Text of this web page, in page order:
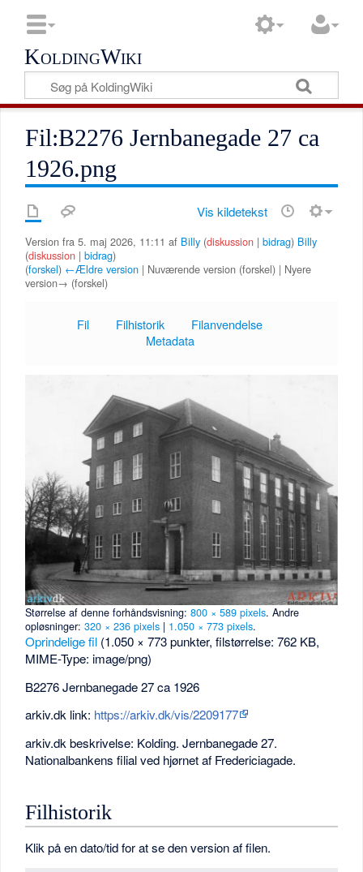
KoldingWiki
Fil:B2276 Jernbanegade 27 ca
1926.png
Vis kildetekst
Version fra 5. maj 2026, 11:11 af Billy (diskussion |bidrag) Billy
(diskussion |bidrag)
(forskel) ←Ældre version | Nuværende version (forskel) | Nyere
version→ (forskel)
Fil Filhistorik
Filanvendelse
Metadata
Størrelse af denne forhåndsvisning:800 × 589 pixels.Andre
opløsninger:320 × 236 pixels | 1.050 × 773 pixels.
Oprindelige fil (1.050 × 773 punkter, filstørrelse: 762 KB,
MIME-Type: image/png)
B2276 Jernbanegade 27 ca 1926
arkiv.dk link: https://arkiv.dk/vis/2209177
arkiv.dk beskrivelse: Kolding. Jernbanegade 27.
Nationalbankens filial ved hjørnet af Fredericiagade.
Filhistorik
Klik på en dato/tid for at se den version af filen.